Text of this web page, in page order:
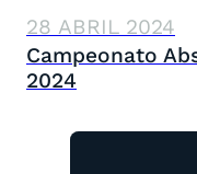
28 ABRIL 2024
Campeonato
2024